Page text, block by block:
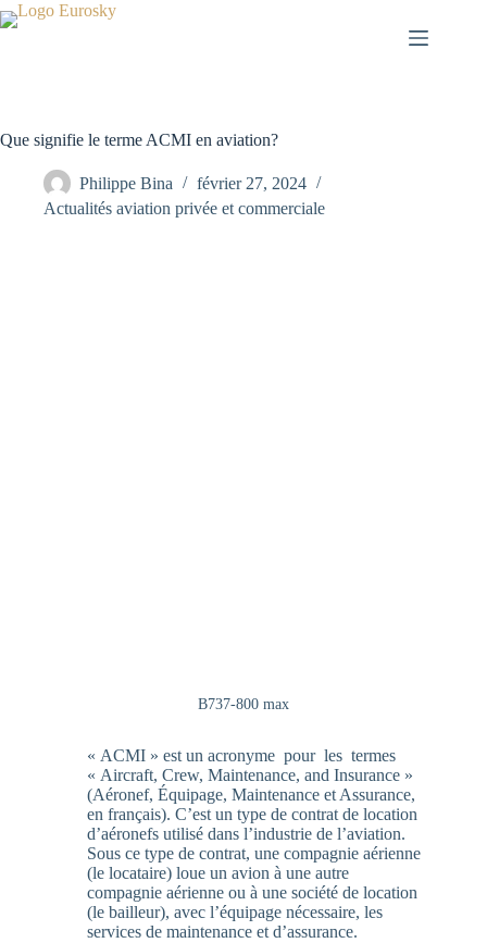
Passer
au
Que signifie le terme ACMI en aviation?
Philippe Bina
février 27, 2024
Actualités aviation privée et commerciale
B737-800 max
« ACMI » est un acronyme pour les termes
« Aircraft, Crew, Maintenance, and Insurance »
(Aéronef, Équipage, Maintenance et Assurance,
en français). C’est un type de contrat de location
d’aéronefs utilisé dans l’industrie de l’aviation.
Sous ce type de contrat, une compagnie aérienne
(le locataire) loue un avion à une autre
compagnie aérienne ou à une société de location
(le bailleur), avec l’équipage nécessaire, les
services de maintenance et d’assurance.